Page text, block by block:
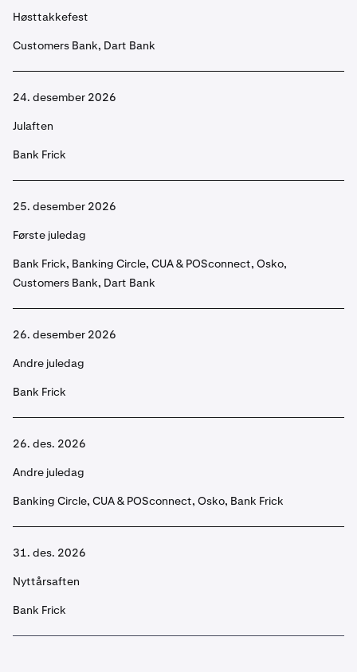
Høsttakkefest
Customers Bank, Dart Bank
24. desember 2026
Julaften
Bank Frick
25. desember 2026
Første juledag
Bank Frick, Banking Circle, CUA & POSconnect, Osko,
Customers Bank, Dart Bank
26. desember 2026
Andre juledag
Bank Frick
26. des. 2026
Andre juledag
Banking Circle, CUA & POSconnect, Osko, Bank Frick
31. des. 2026
Nyttårsaften
Bank Frick